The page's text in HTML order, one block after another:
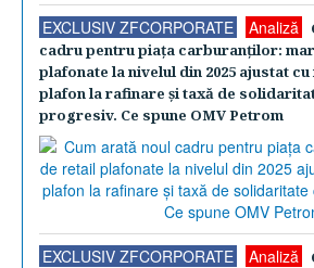
EXCLUSIV ZFCORPORATE Analiză
cadru pentru piaţa carburanţilor:
plafonate la nivelul din 2025 ajustat
plafon la rafinare şi taxă de
progresiv. Ce spune OMV Petrom
EXCLUSIV ZFCORPORATE Analiză